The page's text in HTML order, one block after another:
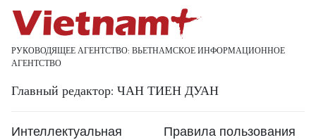
РУКОВОДЯЩЕЕ АГЕНТСТВО: ВЬЕТНАМСКОЕ ИНФОРМАЦИОННОЕ
АГЕНТСТВО
Главный редактор: ЧАН ТИЕН ДУАН
Интеллектуальная
Правила пользования